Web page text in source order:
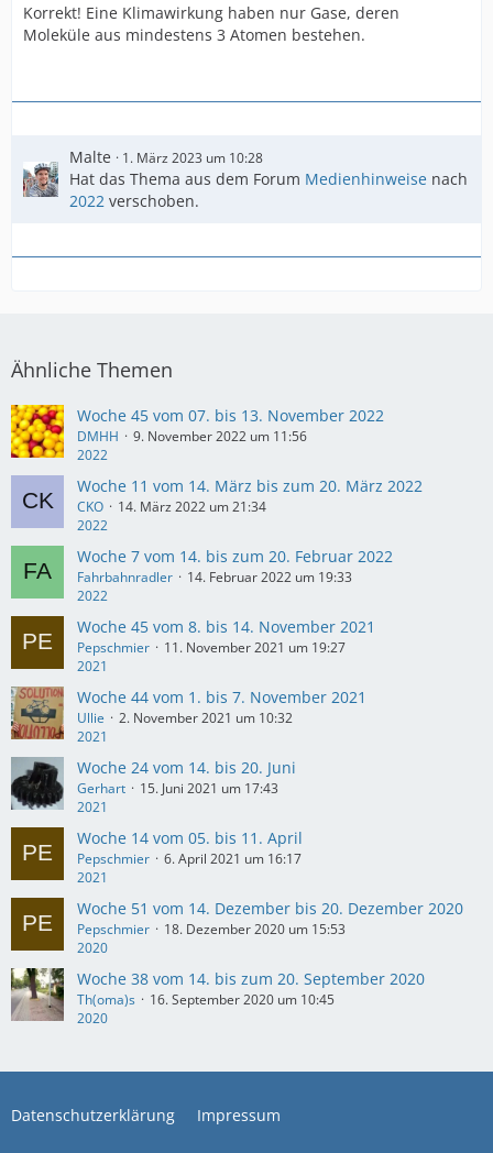
Korrekt! Eine Klimawirkung haben nur Gase, deren
Moleküle aus mindestens 3 Atomen bestehen.
Malte 1. März 2023 um 10:28
Hat das Thema aus dem Forum Medienhinweise nach
2022 verschoben.
Ähnliche Themen
Woche 45 vom 07. bis 13. November 2022
DMHH
9. November 2022 um 11:56
2022
Woche 11 vom 14. März bis zum 20. März 2022
CKO
14. März 2022 um 21:34
2022
Woche 7 vom 14. bis zum 20. Februar 2022
Fahrbahnradler
14. Februar 2022 um 19:33
2022
Woche 45 vom 8. bis 14. November 2021
Pepschmier
11. November 2021 um 19:27
2021
Woche 44 vom 1. bis 7. November 2021
Ullie
2. November 2021 um 10:32
2021
Woche 24 vom 14. bis 20. Juni
Gerhart
15. Juni 2021 um 17:43
2021
Woche 14 vom 05. bis 11. April
Pepschmier
6. April 2021 um 16:17
2021
Woche 51 vom 14. Dezember bis 20. Dezember 2020
Pepschmier
18. Dezember 2020 um 15:53
2020
Woche 38 vom 14. bis zum 20. September 2020
Th(oma)s
16. September 2020 um 10:45
2020
Datenschutzerklärung Impressum